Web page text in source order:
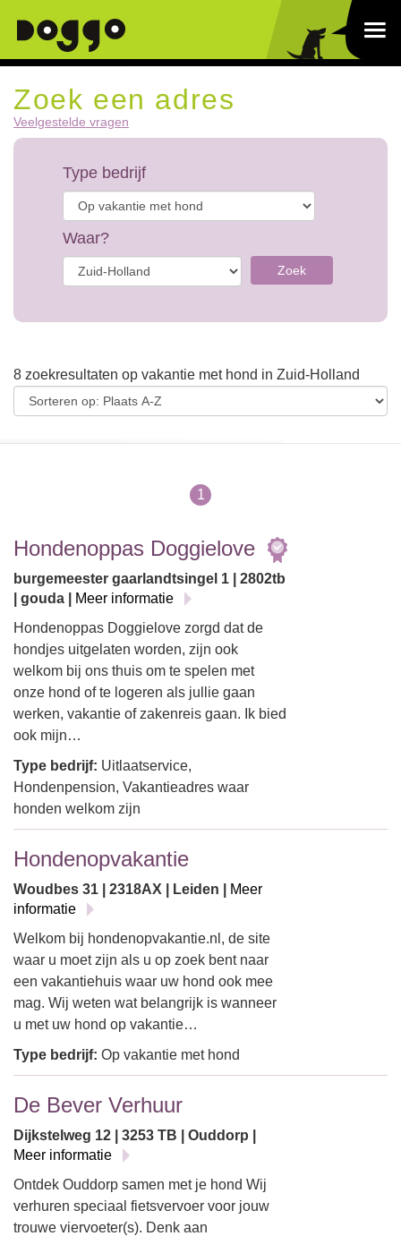
Zoek een adres
Veelgestelde vragen
Type bedrijf
Waar?
Zoek
8 zoekresultaten op vakantie met hond in Zuid-Holland
1
Hondenoppas Doggielove
burgemeester gaarlandtsingel 1 | 2802tb
| gouda |
Meer informatie
Hondenoppas Doggielove zorgd dat de
hondjes uitgelaten worden, zijn ook
welkom bij ons thuis om te spelen met
onze hond of te logeren als jullie gaan
werken, vakantie of zakenreis gaan. Ik bied
ook mijn…
Type bedrijf: Uitlaatservice,
Hondenpension, Vakantieadres waar
honden welkom zijn
Hondenopvakantie
Woudbes 31 | 2318AX | Leiden |
Meer
informatie
Welkom bij hondenopvakantie.nl, de site
waar u moet zijn als u op zoek bent naar
een vakantiehuis waar uw hond ook mee
mag. Wij weten wat belangrijk is wanneer
u met uw hond op vakantie…
Type bedrijf: Op vakantie met hond
De Bever Verhuur
Dijkstelweg 12 | 3253 TB | Ouddorp |
Meer informatie
Ontdek Ouddorp samen met je hond Wij
verhuren speciaal fietsvervoer voor jouw
trouwe viervoeter(s). Denk aan